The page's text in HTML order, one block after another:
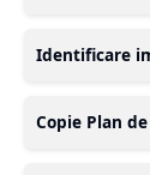
Identificare
Copie Plan